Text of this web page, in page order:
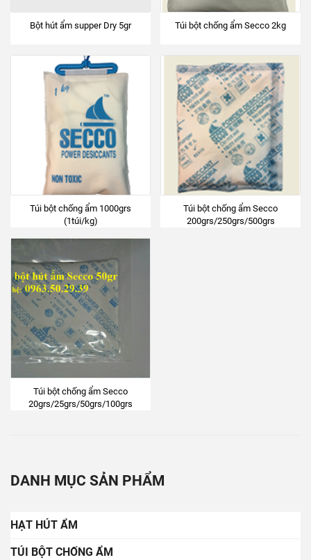
Bột hút ẩm supper Dry 5gr Túi bột chống ẩm Secco 2kg
Túi bột chống ẩm 1000grs
(1túi/kg)
Túi bột chống ẩm Secco
200grs/250grs/500grs
Túi bột chống ẩm Secco
20grs/25grs/50grs/100grs
DANH MỤC SẢN PHẨM
HẠT HÚT ẨM
TÚI BỘT CHỐNG ẨM